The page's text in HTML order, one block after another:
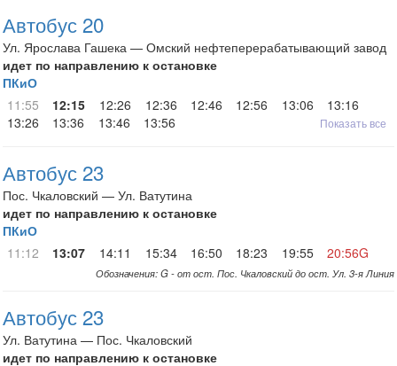
Автобус 20
Ул. Ярослава Гашека — Омский нефтеперерабатывающий завод
идет по направлению к остановке
ПКиО
11:55
12:15 12:26 12:36 12:46 12:56 13:06
13:16
13:26
13:36 13:46 13:56 Показать все
Автобус 23
Пос. Чкаловский — Ул. Ватутина
идет по направлению к остановке
ПКиО
11:12
13:07 14:11 15:34 16:50 18:23 19:55 20:56G
Обозначения: G - от ост. Пос. Чкаловский до ост. Ул. 3-я Линия
Автобус 23
Ул. Ватутина — Пос. Чкаловский
идет по направлению к остановке